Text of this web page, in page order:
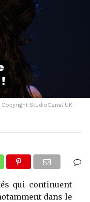
Copyright StudioCanal UK
qui continuent
dans le